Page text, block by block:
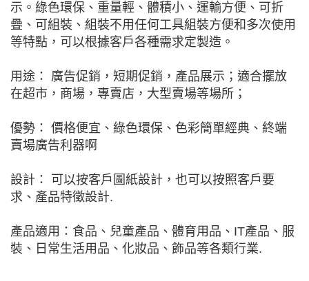
示。綠色環保、重量輕、體積小、運輸方便、可折
疊、可組裝、組裝不用任何工具組裝方便和多次使用
等特點，可以根據客戶各種需求定製造。
用途： 廣告促銷，短期促銷，產品展示；適合擺放
在超市，商場，專賣店，大型賣場等場所；
優勢： 價格便宜、綠色環保、色彩簡單經典、終端
賣場廣告利器啊
設計： 可以按客戶圖紙設計，也可以按照客戶要
求、產品特徵設計.
產品適用：食品、兒童產品、體育用品、IT產品、服
裝、日常生活用品、化妝品、飾品等各類行業.